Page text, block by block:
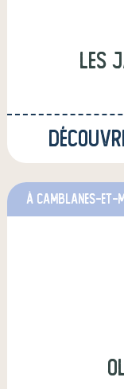
Les
à Camblanes-et-